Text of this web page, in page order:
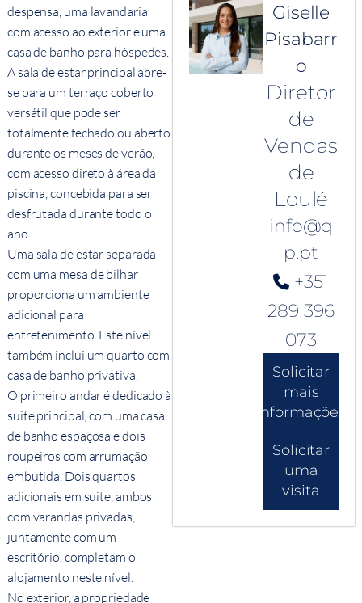
despensa, uma lavandaria
com acesso ao exterior e uma
casa de banho para hóspedes.
A sala de estar principal abre-
se para um terraço coberto
versátil que pode ser
totalmente fechado ou aberto
durante os meses de verão,
com acesso direto à área da
piscina, concebida para ser
desfrutada durante todo o
ano.
Uma sala de estar separada
com uma mesa de bilhar
proporciona um ambiente
adicional para
entretenimento. Este nível
também inclui um quarto com
casa de banho privativa.
O primeiro andar é dedicado à
suite principal, com uma casa
de banho espaçosa e dois
roupeiros com arrumação
embutida. Dois quartos
adicionais em suite, ambos
com varandas privadas,
juntamente com um
escritório, completam o
alojamento neste nível.
No exterior, a propriedade
Giselle
Pisabarr
o
Diretor
de
Vendas
de
Loulé
info@q
p.pt
+351
289 396
073
Solicitar
mais
informações
Solicitar
uma
visita